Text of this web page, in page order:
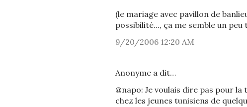
(le mariage avec pavillon de
possibilité..., ça me semble un
9/20/2006 12:20 AM
Anonyme a dit…
@napo: Je voulais dire pas pour
chez les jeunes tunisiens de